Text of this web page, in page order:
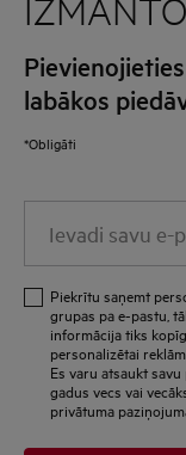
labākos
*Obligāti
savu
pastu
šeit
Piekrītu saņemt
grupas pa e-pastu,
informācija tiks
personalizētai
Es varu atsaukt
gadus vecs vai
privātuma